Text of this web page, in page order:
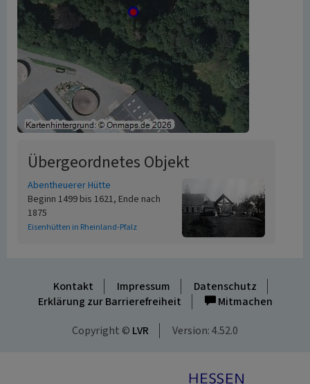
Übergeordnetes Objekt
Abentheuerer Hütte
Beginn 1499 bis 1621, Ende nach
1875
Eisenhütten in Rheinland-Pfalz
Kontakt Impressum
Datenschutz
Erklärung zur Barrierefreiheit
Mitmachen
Copyright © LVR Version: 4.52.0